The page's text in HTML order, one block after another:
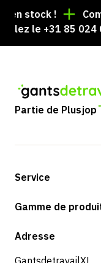
stock !
le +31 85 024
Partie de Plusjop
Service
Options de
Retours et service
Gamme de
Boutique
Adresse